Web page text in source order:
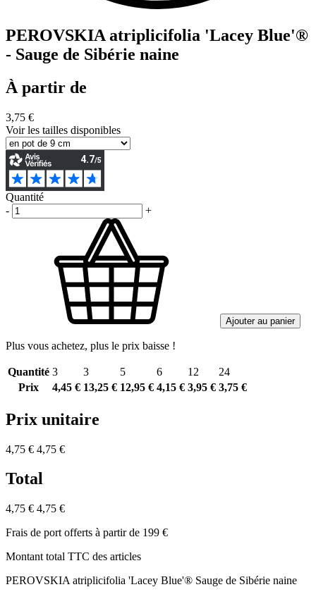
PEROVSKIA atriplicifolia 'Lacey Blue'®
- Sauge de Sibérie naine
À partir de
3,75 €
Voir les tailles disponibles
Quantité
-
+
Ajouter au panier
Plus vous achetez, plus le prix baisse !
Quantité 3 3 5 6 12
24
Prix
4,45 € 13,25 € 12,95 € 4,15 € 3,95 € 3,75 €
Prix unitaire
4,75 € 4,75 €
Total
4,75 € 4,75 €
Frais de port offerts à partir de 199 €
Montant total TTC des articles
PEROVSKIA atriplicifolia 'Lacey Blue'® Sauge de Sibérie naine